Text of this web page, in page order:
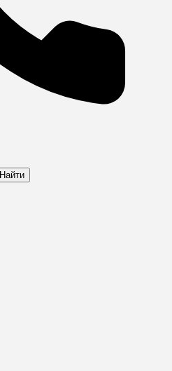
Найти